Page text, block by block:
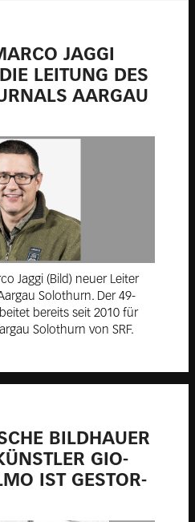
JAG­GI
LEI­TUNG DES
AAR­GAU
Jaggi (Bild) neuer Leiter
Solothurn. Der 49-
bereits seit 2010 für
Solothurn von SRF.
BILD­HAU­ER
GIO­
IST GE­STOR­